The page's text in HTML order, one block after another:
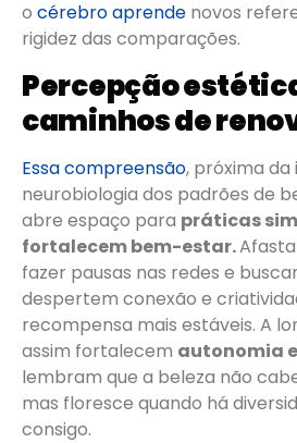
o cérebro aprende novos
rigidez das comparações.
Percepção
caminhos de
Essa compreensão, próxima da
neurobiologia dos padrões de
abre espaço para práticas
fortalecem bem-estar.
fazer pausas nas redes e
despertem conexão e
recompensa mais estáveis. A
assim fortalecem autonomia
lembram que a beleza não
mas floresce quando há
consigo.